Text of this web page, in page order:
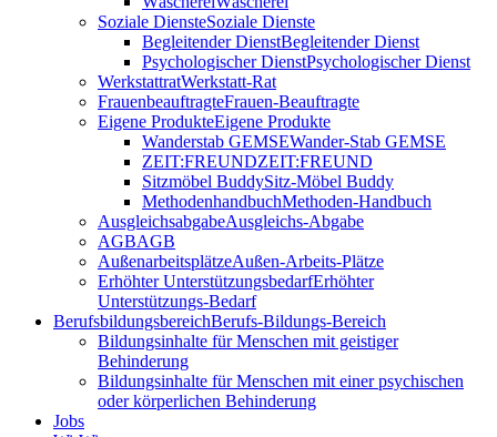
Soziale DiensteSoziale Dienste
Begleitender DienstBegleitender Dienst
Psychologischer DienstPsychologischer Dienst
WerkstattratWerkstatt-Rat
FrauenbeauftragteFrauen-Beauftragte
Eigene ProdukteEigene Produkte
Wanderstab GEMSEWander-Stab GEMSE
ZEIT:FREUNDZEIT:FREUND
Sitzmöbel BuddySitz-Möbel Buddy
MethodenhandbuchMethoden-Handbuch
AusgleichsabgabeAusgleichs-Abgabe
AGBAGB
AußenarbeitsplätzeAußen-Arbeits-Plätze
Erhöhter UnterstützungsbedarfErhöhter
Unterstützungs-Bedarf
BerufsbildungsbereichBerufs-Bildungs-Bereich
Bildungsinhalte für Menschen mit geistiger
Behinderung
Bildungsinhalte für Menschen mit einer psychischen
oder körperlichen Behinderung
Jobs